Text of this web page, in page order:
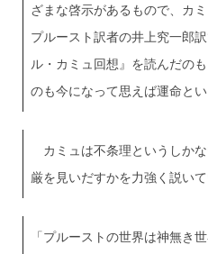
ざまな啓示があるもので、カ
プルースト訳者の井上究一郎
ル・カミュ回想』を読んだの
のも今になって思えば運命とい
カミュは不条理というしか
厳を見いだすかを力強く説い
「プルーストの世界は神無き